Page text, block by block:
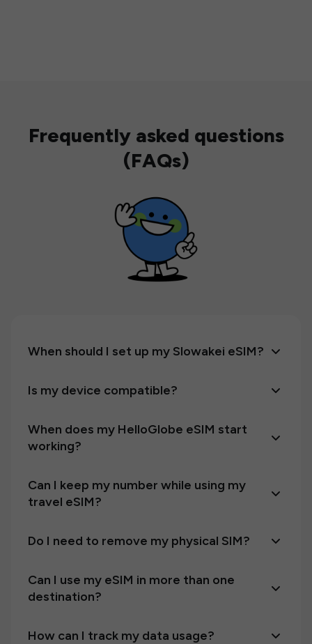
Frequently asked questions
(FAQs)
When should I set up my Slowakei eSIM?
Is my device compatible?
When does my HelloGlobe eSIM start
working?
Can I keep my number while using my
travel eSIM?
Do I need to remove my physical SIM?
Can I use my eSIM in more than one
destination?
How can I track my data usage?